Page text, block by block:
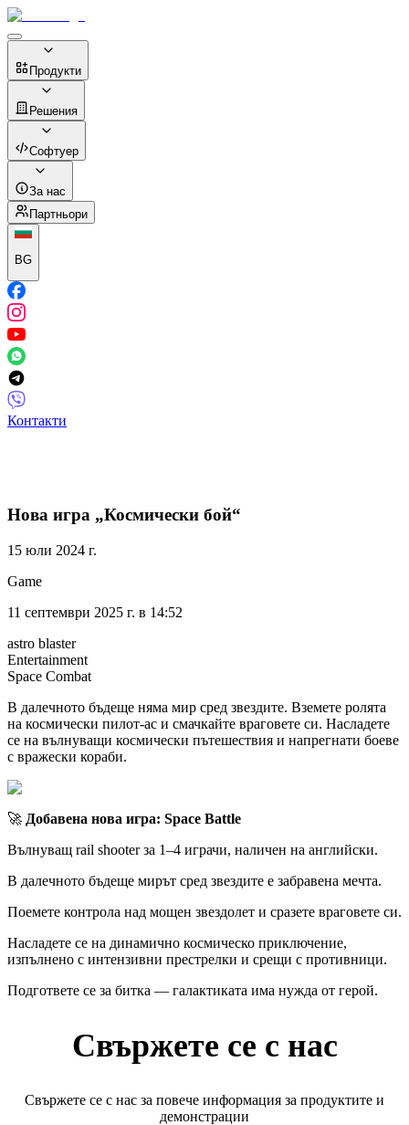
Продукти
Решения
Софтуер
За нас
Партньори
BG
Контакти
Нова игра „Космически бой“
15 юли 2024 г.
Game
11 септември 2025 г. в 14:52
astro blaster
Entertainment
Space Combat
В далечното бъдеще няма мир сред звездите. Вземете ролята
на космически пилот-ас и смачкайте враговете си. Насладете
се на вълнуващи космически пътешествия и напрегнати боеве
с вражески кораби.
🚀 Добавена нова игра: Space Battle
Вълнуващ rail shooter за 1–4 играчи, наличен на английски.
В далечното бъдеще мирът сред звездите е забравена мечта.
Поемете контрола над мощен звездолет и сразете враговете си.
Насладете се на динамично космическо приключение,
изпълнено с интензивни престрелки и срещи с противници.
Подгответе се за битка — галактиката има нужда от герой.
Свържете се с нас
Свържете се с нас за повече информация за продуктите и
демонстрации